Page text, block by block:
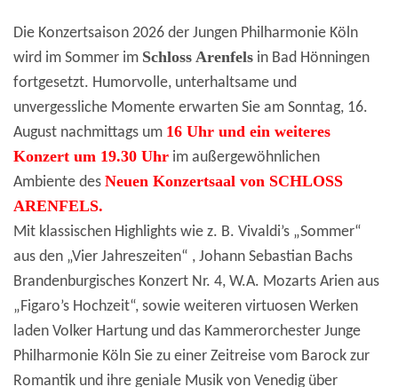
Die Konzertsaison 2026 der Jungen Philharmonie Köln
wird im Sommer im Schloss Arenfels in Bad Hönningen
fortgesetzt. Humorvolle, unterhaltsame und
unvergessliche Momente erwarten Sie am Sonntag, 16.
August nachmittags um 16 Uhr und ein weiteres
Konzert um 19.30 Uhr im außergewöhnlichen
Ambiente des Neuen Konzertsaal von SCHLOSS
ARENFELS.
Mit klassischen Highlights wie z. B. Vivaldi’s „Sommer“
aus den „Vier Jahreszeiten“ , Johann Sebastian Bachs
Brandenburgisches Konzert Nr. 4, W.A. Mozarts Arien aus
„Figaro’s Hochzeit“, sowie weiteren virtuosen Werken
laden Volker Hartung und das Kammerorchester Junge
Philharmonie Köln Sie zu einer Zeitreise vom Barock zur
Romantik und ihre geniale Musik von Venedig über